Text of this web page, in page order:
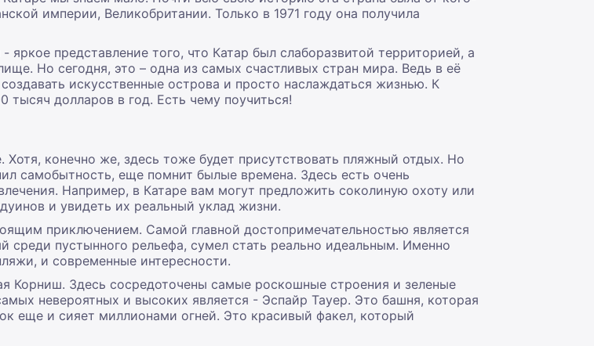
империи, Великобритании. Только в 1971 году она получила
представление того, что Катар был слаборазвитой территорией, а
Но сегодня, это – одна из самых счастливых стран мира. Ведь в её
искусственные острова и просто наслаждаться жизнью. К
долларов в год. Есть чему поучиться!
Хотя, конечно же, здесь тоже будет присутствовать пляжный отдых. Но
самобытность, еще помнит былые времена. Здесь есть очень
Например, в Катаре вам могут предложить соколиную охоту или
и увидеть их реальный уклад жизни.
приключением. Самой главной достопримечательностью является
среди пустынного рельефа, сумел стать реально идеальным. Именно
и современные интересности.
Корниш. Здесь сосредоточены самые роскошные строения и зеленые
невероятных и высоких является - Эспайр Тауер. Это башня, которая
еще и сияет миллионами огней. Это красивый факел, который